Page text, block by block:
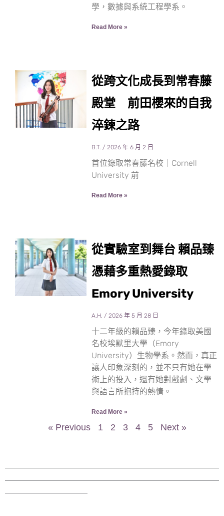
學，數據與系統工程學系。
Read More »
從跨文化成長到常春藤
殿堂 前田櫻來的自我
淬鍊之路
B.T. 2026 年 6 月 2 日
首位錄取常春藤名校｜Cornell
University 前
Read More »
從實驗室到舞台 賴品臻
憑藉多重熱愛錄取
Emory University
A.H. 2026 年 5 月 28 日
十二年級的賴品臻，今年錄取美國
名校埃默里大學（Emory
University）生物學系。然而，真正
讓人印象深刻的，並不只有她在學
術上的投入，還有她對戲劇、文學
與語言所抱持的熱情。
Read More »
« Previous 1 2 3 4 5 Next »